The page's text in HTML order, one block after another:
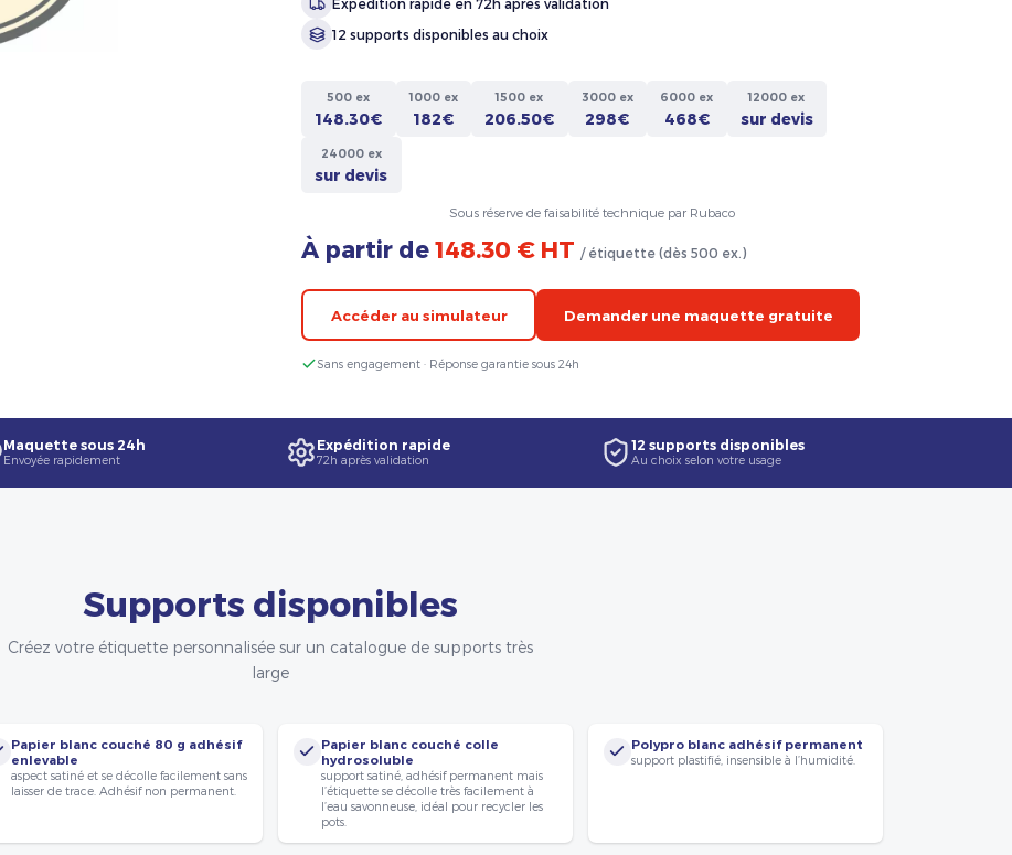
12 supports disponibles au choix
500 ex
148.30€
1000 ex
182€
1500 ex
206.50€
3000 ex
298€
6000 ex
468€
12000 ex
sur devis
24000 ex
sur devis
Sous réserve de faisabilité technique par Rubaco
À partir de 148.30 € HT / étiquette (dès 500 ex.)
Accéder au simulateur Demander une maquette gratuite
Sans engagement · Réponse garantie sous 24h
Maquette sous 24h
Envoyée rapidement
Expédition rapide
72h après validation
12 supports disponibles
Au choix selon votre usage
Supports disponibles
Créez votre étiquette personnalisée sur un catalogue de supports très
large
Papier blanc couché 80 g adhésif
enlevable
aspect satiné et se décolle facilement sans
laisser de trace. Adhésif non permanent.
Papier blanc couché colle
hydrosoluble
support satiné, adhésif permanent mais
l’étiquette se décolle très facilement à
l’eau savonneuse, idéal pour recycler les
pots.
Polypro blanc adhésif permanent
support plastifié, insensible à l’humidité.